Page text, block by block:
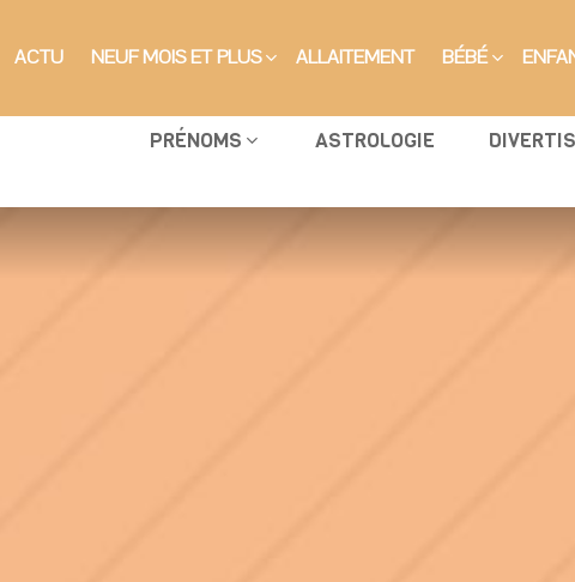
ACTU NEUF MOIS ET PLUS ALLAITEMENT BÉBÉ
PRÉNOMS ASTROLOGIE